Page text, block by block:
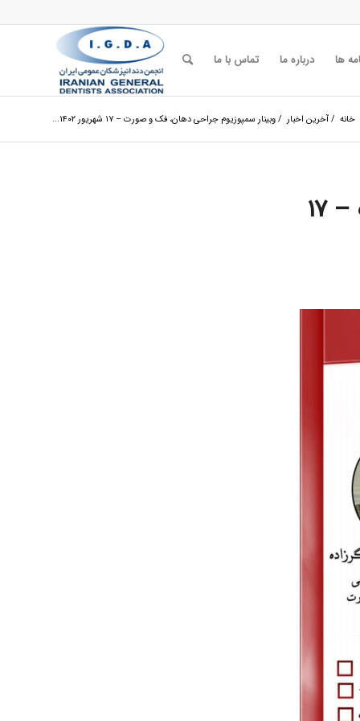
ها درباره ما تماس با ما
خانه /آخرین اخبار /وبینار سمپوزیوم جراحی دهان، فک و صورت – ۱۷ شهریور ۱۴۰۲...
وبینار سمپوزیوم جراحی دهان، فک و صورت – ۱۷